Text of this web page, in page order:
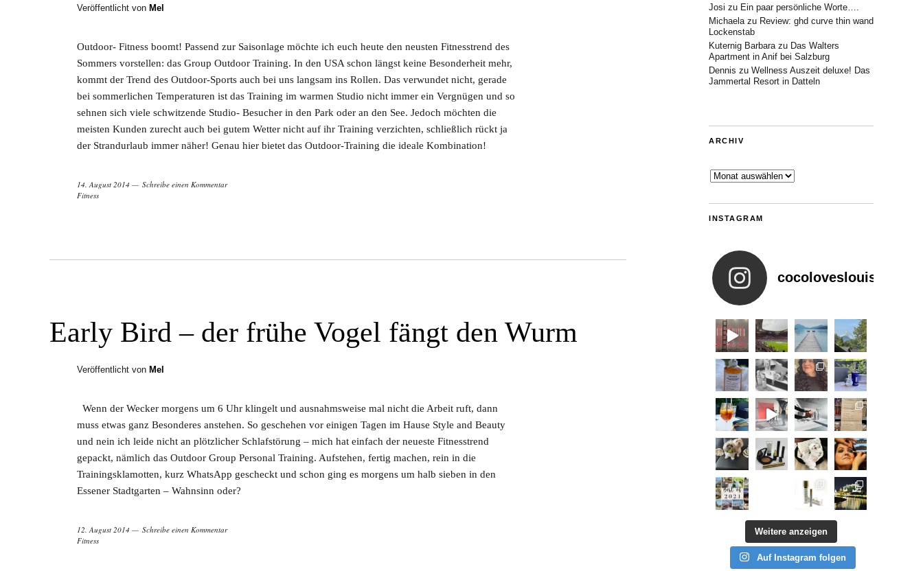
Veröffentlicht von Mel
Outdoor- Fitness boomt! Passend zur Saisonlage möchte ich euch heute den neusten Fitnesstrend des
Sommers vorstellen: das Group Outdoor Training. In den USA schon längst keine Besonderheit mehr,
kommt der Trend des Outdoor-Sports auch bei uns langsam ins Rollen. Das verwundet nicht, gerade
bei sommerlichen Temperaturen ist das Training im warmen Studio nicht immer ein Vergnügen und so
sehnen sich viele schwitzende Studio- Besucher in den Park oder an den See. Jedoch möchten die
meisten Kunden zurecht auch bei gutem Wetter nicht auf ihr Training verzichten, schließlich rückt ja
der Strandurlaub immer näher! Genau hier bietet das Outdoor-Training die ideale Kombination!
14. August 2014
Schreibe einen Kommentar
Fitness
Early Bird – der frühe Vogel fängt den Wurm
Veröffentlicht von Mel
Wenn der Wecker morgens um 6 Uhr klingelt und ausnahmsweise mal nicht die Arbeit ruft, dann
muss etwas ganz Besonderes anstehen. So geschehen vor einigen Tagen im Hause Style and Beauty
und nein ich leide nicht an plötzlicher Schlafstörung – mich hat einfach der neueste Fitnesstrend
gepackt, nämlich das Outdoor Group Personal Training. Aufstehen, fertig machen, rein in die
Trainingsklamotten, kurz WhatsApp gescheckt und schon ging es morgens um halb sieben in den
Essener Stadtgarten – Wahnsinn oder?
12. August 2014
Schreibe einen Kommentar
Fitness
Josi zu Ein paar persönliche Worte….
Michaelazu Review: ghd curve thin wand
Lockenstab
Kuternig Barbarazu Das Walters
Apartment in Anif bei Salzburg
Dennis zu Wellness Auszeit deluxe! Das
Jammertal Resort in Datteln
ARCHIV
Archiv
INSTAGRAM
cocoloveslouis
Weitere anzeigen
Auf Instagram folgen